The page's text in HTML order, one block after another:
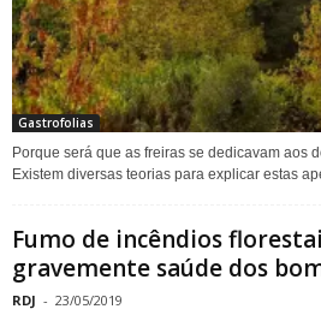
Gastrofolias
Porque será que as freiras se dedicavam aos
Existem diversas teorias para explicar estas
Fumo de incêndios
gravemente saúde dos
RDJ - 23/05/2019